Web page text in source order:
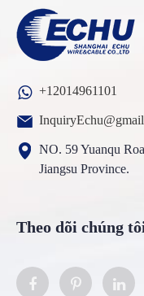
+12014961101
NO. 59 Yuanqu
Jiangsu Province.
Theo dõi chúng